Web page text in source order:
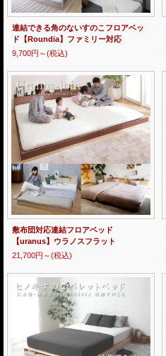
連結できる角のないすのこフロアベッ
ド【Roundia】ファミリー対応
9,700円～(税込)
敷布団対応連結フロアベッド
【uranus】ウラノスフラット
21,700円～(税込)